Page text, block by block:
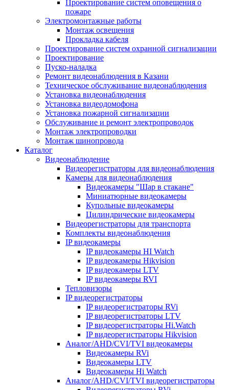
Проектирование систем оповещения о
пожаре
Электромонтажные работы
Монтаж освещения
Прокладка кабеля
Проектирование систем охранной сигнализации
Проектирование
Пуско-наладка
Ремонт видеонаблюдения в Казани
Техническое обслуживание видеонаблюдения
Установка видеонаблюдения
Установка видеодомофона
Установка пожарной сигнализации
Обслуживание и ремонт электропроводок
Монтаж электропроводки
Монтаж шинопровода
Каталог
Видеонаблюдение
Видеорегистраторы для видеонаблюдения
Камеры для видеонаблюдения
Видеокамеры "Шар в стакане"
Миниатюрные видеокамеры
Купольные видеокамеры
Цилиндрические видеокамеры
Видеорегистраторы для транспорта
Комплекты видеонаблюдения
IP видеокамеры
IP видеокамеры HI Watch
IP видеокамеры Hikvision
IP видеокамеры LTV
IP видеокамеры RVI
Тепловизоры
IP видеорегистраторы
IP видеорегистраторы RVi
IP видеорегистраторы LTV
IP видеорегистраторы Hi.Watch
IP видеорегистраторы Hikvision
Аналог/AHD/CVI/TVI видеокамеры
Видеокамеры RVi
Видеокамеры LTV
Видеокамеры Hi Watch
Аналог/AHD/CVI/TVI видеорегистраторы